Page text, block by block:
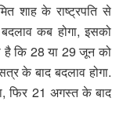
शाह के राष्ट्रपति से
कब होगा, इसको
है कि 28 या 29 जून को
के बाद बदलाव होगा.
फिर 21 अगस्त के बाद